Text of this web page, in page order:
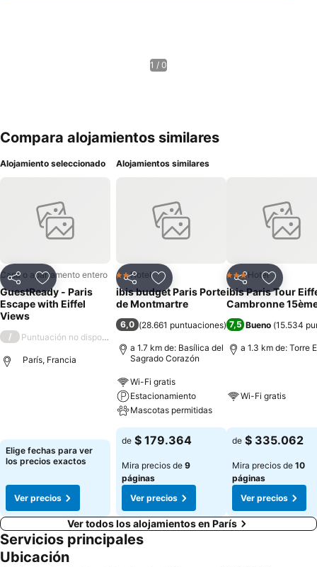
1 / 0
Compara alojamientos similares
Alojamiento seleccionado
CompartirAgregar a favoritos
Casa o apartamento entero
GuestReady - Paris
Escape with Eiffel
Views
/ Puntuación no disponible
París, Francia
Elige fechas para ver
los precios exactos
Ver precios
Alojamientos similares
CompartirAgregar a favoritos
2 Estrellas
Hotel
ibis budget Paris Porte
de Montmartre
6,0 (28.661 puntuaciones)
a 1.7 km de: Basílica del
Sagrado Corazón
Wi-Fi gratis
Estacionamiento
Mascotas permitidas
de $ 179.364
Mira precios de 9
páginas
Ver precios
CompartirAgregar
3 Estrellas
Hotel
ibis Paris Tour
Cambronne
7,5 Bueno (15.534
a 1.3 km de: Torre
Wi-Fi gratis
de $ 335.062
Mira precios de 10
páginas
Ver precios
Ver todos los alojamientos en París
Servicios principales
Ubicación